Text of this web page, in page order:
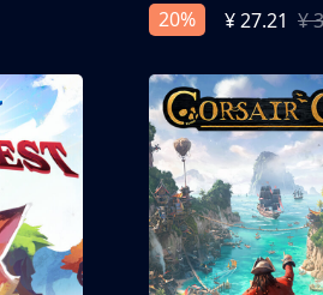
20%
¥ 27.21 ¥